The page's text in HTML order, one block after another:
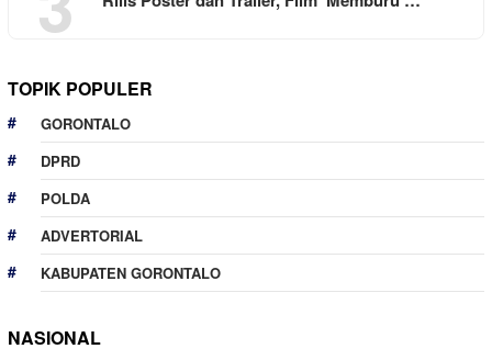
TOPIK POPULER
GORONTALO
DPRD
POLDA
ADVERTORIAL
KABUPATEN GORONTALO
NASIONAL